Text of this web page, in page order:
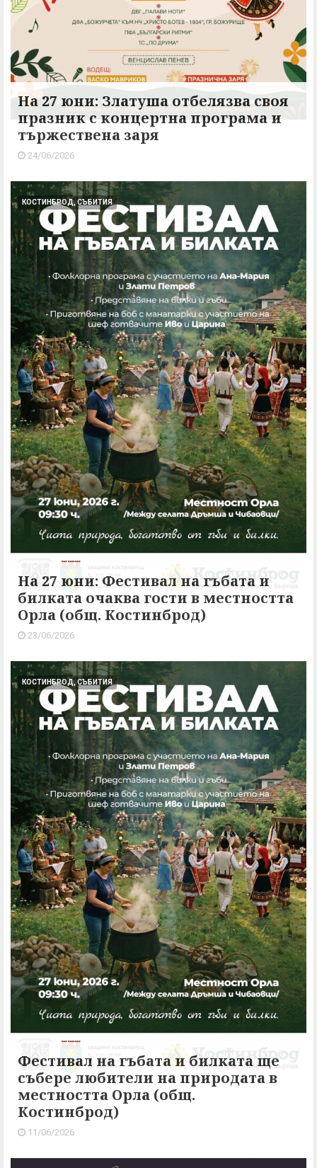
На 27 юни: Златуша отбелязва своя
празник с концертна програма и
тържествена заря
24/06/2026
КОСТИНБРОД, СЪБИТИЯ
На 27 юни: Фестивал на гъбата и
билката очаква гости в местността
Орла (общ. Костинброд)
23/06/2026
КОСТИНБРОД, СЪБИТИЯ
Фестивал на гъбата и билката ще
събере любители на природата в
местността Орла (общ.
Костинброд)
11/06/2026